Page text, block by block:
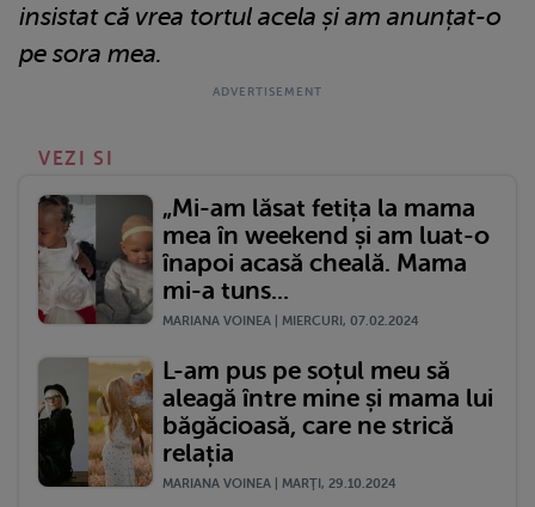
insistat că vrea tortul acela și am anunțat-o
pe sora mea.
VEZI SI
„Mi-am lăsat fetița la mama
mea în weekend și am luat-o
înapoi acasă cheală. Mama
mi-a tuns...
MARIANA VOINEA | MIERCURI, 07.02.2024
L-am pus pe soțul meu să
aleagă între mine și mama lui
băgăcioasă, care ne strică
relația
MARIANA VOINEA | MARŢI, 29.10.2024